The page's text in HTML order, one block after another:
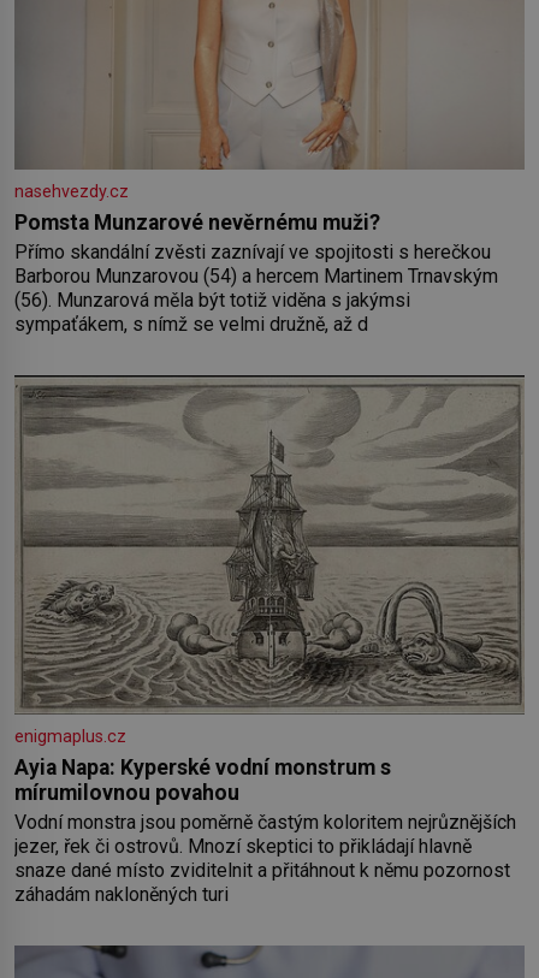
nasehvezdy.cz
Pomsta Munzarové nevěrnému muži?
Přímo skandální zvěsti zaznívají ve spojitosti s herečkou
Barborou Munzarovou (54) a hercem Martinem Trnavským
(56). Munzarová měla být totiž viděna s jakýmsi
sympaťákem, s nímž se velmi družně, až d
enigmaplus.cz
Ayia Napa: Kyperské vodní monstrum s
mírumilovnou povahou
Vodní monstra jsou poměrně častým koloritem nejrůznějších
jezer, řek či ostrovů. Mnozí skeptici to přikládají hlavně
snaze dané místo zviditelnit a přitáhnout k němu pozornost
záhadám nakloněných turi